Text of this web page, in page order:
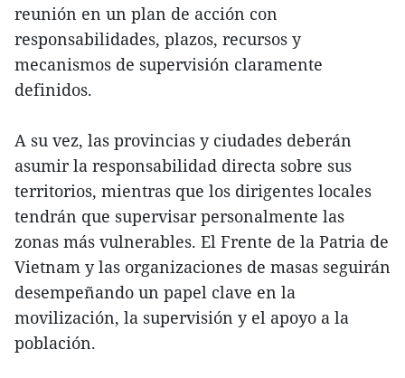
reunión en un plan de acción con
responsabilidades, plazos, recursos y
mecanismos de supervisión claramente
definidos.
A su vez, las provincias y ciudades deberán
asumir la responsabilidad directa sobre sus
territorios, mientras que los dirigentes locales
tendrán que supervisar personalmente las
zonas más vulnerables. El Frente de la Patria de
Vietnam y las organizaciones de masas seguirán
desempeñando un papel clave en la
movilización, la supervisión y el apoyo a la
población.